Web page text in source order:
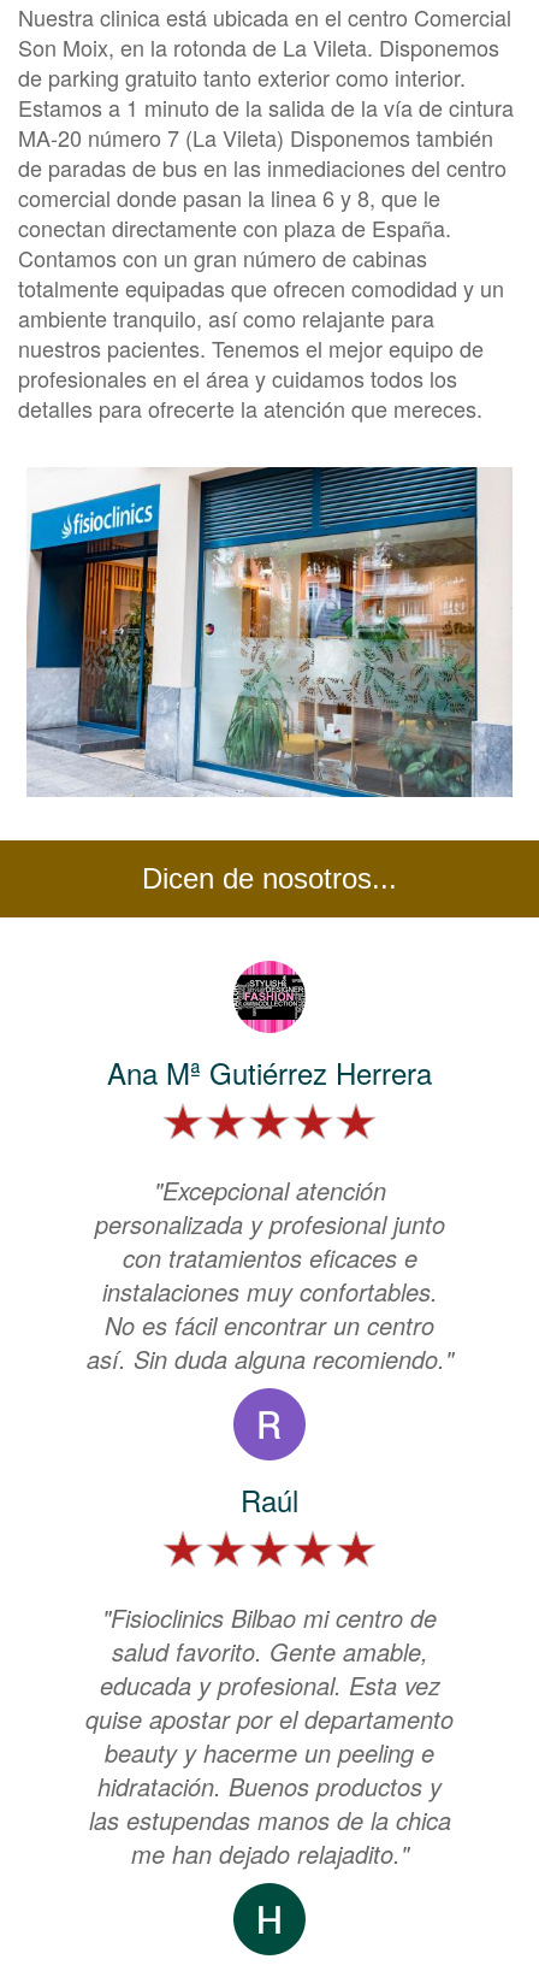
Nuestra clinica está ubicada en el centro Comercial
Son Moix, en la rotonda de La Vileta. Disponemos
de parking gratuito tanto exterior como interior.
Estamos a 1 minuto de la salida de la vía de cintura
MA-20 número 7 (La Vileta) Disponemos también
de paradas de bus en las inmediaciones del centro
comercial donde pasan la linea 6 y 8, que le
conectan directamente con plaza de España.
Contamos con un gran número de cabinas
totalmente equipadas que ofrecen comodidad y un
ambiente tranquilo, así como relajante para
nuestros pacientes. Tenemos el mejor equipo de
profesionales en el área y cuidamos todos los
detalles para ofrecerte la atención que mereces.
Dicen de nosotros...
Ana Mª Gutiérrez Herrera
"Excepcional atención
personalizada y profesional junto
con tratamientos eficaces e
instalaciones muy confortables.
No es fácil encontrar un centro
así. Sin duda alguna recomiendo."
Raúl
"Fisioclinics Bilbao mi centro de
salud favorito. Gente amable,
educada y profesional. Esta vez
quise apostar por el departamento
beauty y hacerme un peeling e
hidratación. Buenos productos y
las estupendas manos de la chica
me han dejado relajadito."